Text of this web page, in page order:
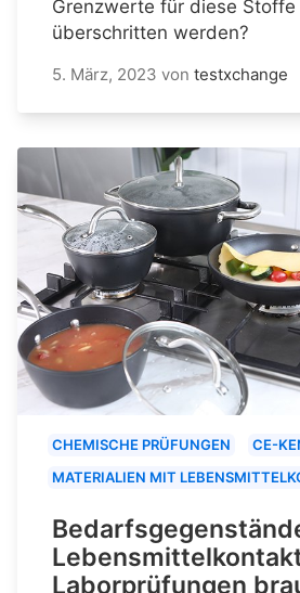
Grenzwerte für diese
überschritten werden?
5. März, 2023 von testxchange
CHEMISCHE PRÜFUNGEN
CE-
MATERIALIEN MIT
Laborprüfungen